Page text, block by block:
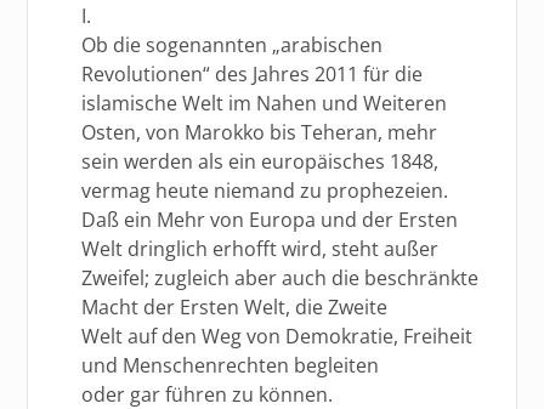
I.
Ob die sogenannten „arabischen
Revolutionen“ des Jahres 2011 für die
islamische Welt im Nahen und Weiteren
Osten, von Marokko bis Teheran, mehr
sein werden als ein europäisches 1848,
vermag heute niemand zu prophezeien.
Daß ein Mehr von Europa und der Ersten
Welt dringlich erhofft wird, steht außer
Zweifel; zugleich aber auch die beschränkte
Macht der Ersten Welt, die Zweite
Welt auf den Weg von Demokratie, Freiheit
und Menschenrechten begleiten
oder gar führen zu können.